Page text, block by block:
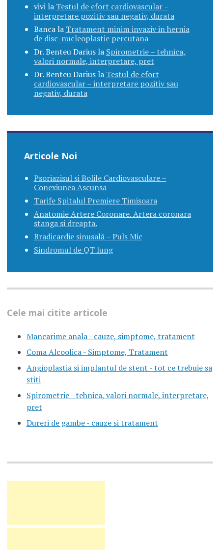
vivila Testul de efort cardiovascular –
interpretare pozitiv sau negativ, durata
Bancala Tratament minim invaziv in hernia
de disc-nucleoplastie percutana
Dr. Benteu Dariusla Spirometrie – tehnica,
valori normale, interpretare, pret
Dr. Benteu Dariusla Testul de efort
cardiovascular – interpretare pozitiv sau
negativ, durata
Articole Noi
Psoriazisul si Bolile Cardiovasculare –
Conexiunea Ascunsa
Tarife Spitalul Premiere Timisoara
Anatomie Artere Coronare. Artera coronara
stanga si dreapta.
Bradicardie sinusală – Puls Mic
Sindromul de QT lung
Cele mai citite articole
Mancarime anala - cauze, simptome, tratament
Coma Alcoolica - Simptome, Tratament
Angioplastia si implantul de stent - tot ce trebuie sa
stiti
Spirometrie - tehnica, valori normale, interpretare,
pret
Dureri de gambe - cauze si tratament